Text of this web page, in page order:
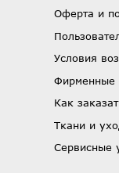
Оферта и
Условия
Фирменные
Как
Ткани и
Сервисные